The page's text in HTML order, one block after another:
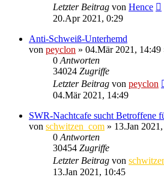
Letzter Beitrag von Hence
20.Apr 2021, 0:29
Anti-Schweiß-Unterhemd
von peyclon » 04.Mär 2021, 14:49
0 Antworten
34024 Zugriffe
Letzter Beitrag von peyclon
04.Mär 2021, 14:49
SWR-Nachtcafe sucht Betroffene
von schwitzen_com » 13.Jan
0 Antworten
30454 Zugriffe
Letzter Beitrag von
13.Jan 2021, 10:45